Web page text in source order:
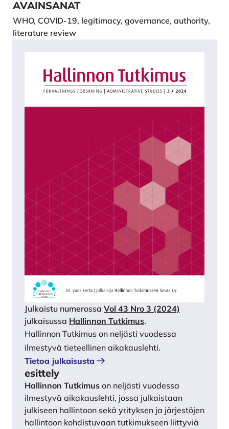
AVAINSANAT
WHO, COVID-19, legitimacy, governance, authority,
literature review
Julkaistu numerossa Vol 43 Nro 3 (2024)
julkaisussa Hallinnon Tutkimus.
Hallinnon Tutkimus on neljästi vuodessa
ilmestyvä tieteellinen aikakauslehti.
Tietoa julkaisusta
esittely
Hallinnon Tutkimus on neljästi vuodessa
ilmestyvä aikakauslehti, jossa julkaistaan
julkiseen hallintoon sekä yrityksen ja järjestöjen
hallintoon kohdistuvaan tutkimukseen liittyviä